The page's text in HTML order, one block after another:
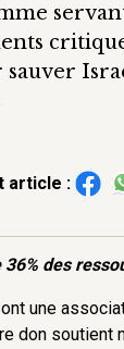
article :
36% des
une
don soutient